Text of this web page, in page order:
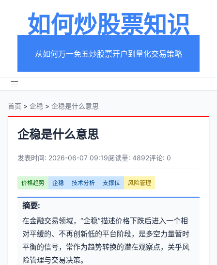
如何炒股票知识
从如何万一免五炒股票开户到量化交易策略
首页 > 企稳 > 企稳是什么意思
企稳是什么意思
章
元
信
息
发表时间: 2026-06-07 09:19阅读量: 4892评论: 0
文
章
标
签
价格趋势 企稳 技术分析 支撑位 风险管理
摘要:
在金融交易领域，“企稳”描述价格下跌后进入一个相
对平缓的、不再创新低的平台阶段，是多空力量暂时
平衡的信号，常作为趋势转换的潜在观察点，关乎风
险管理与交易决策。